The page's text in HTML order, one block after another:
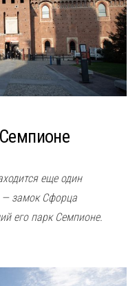
еще один
— замок Сфорца
его парк Семпионе.